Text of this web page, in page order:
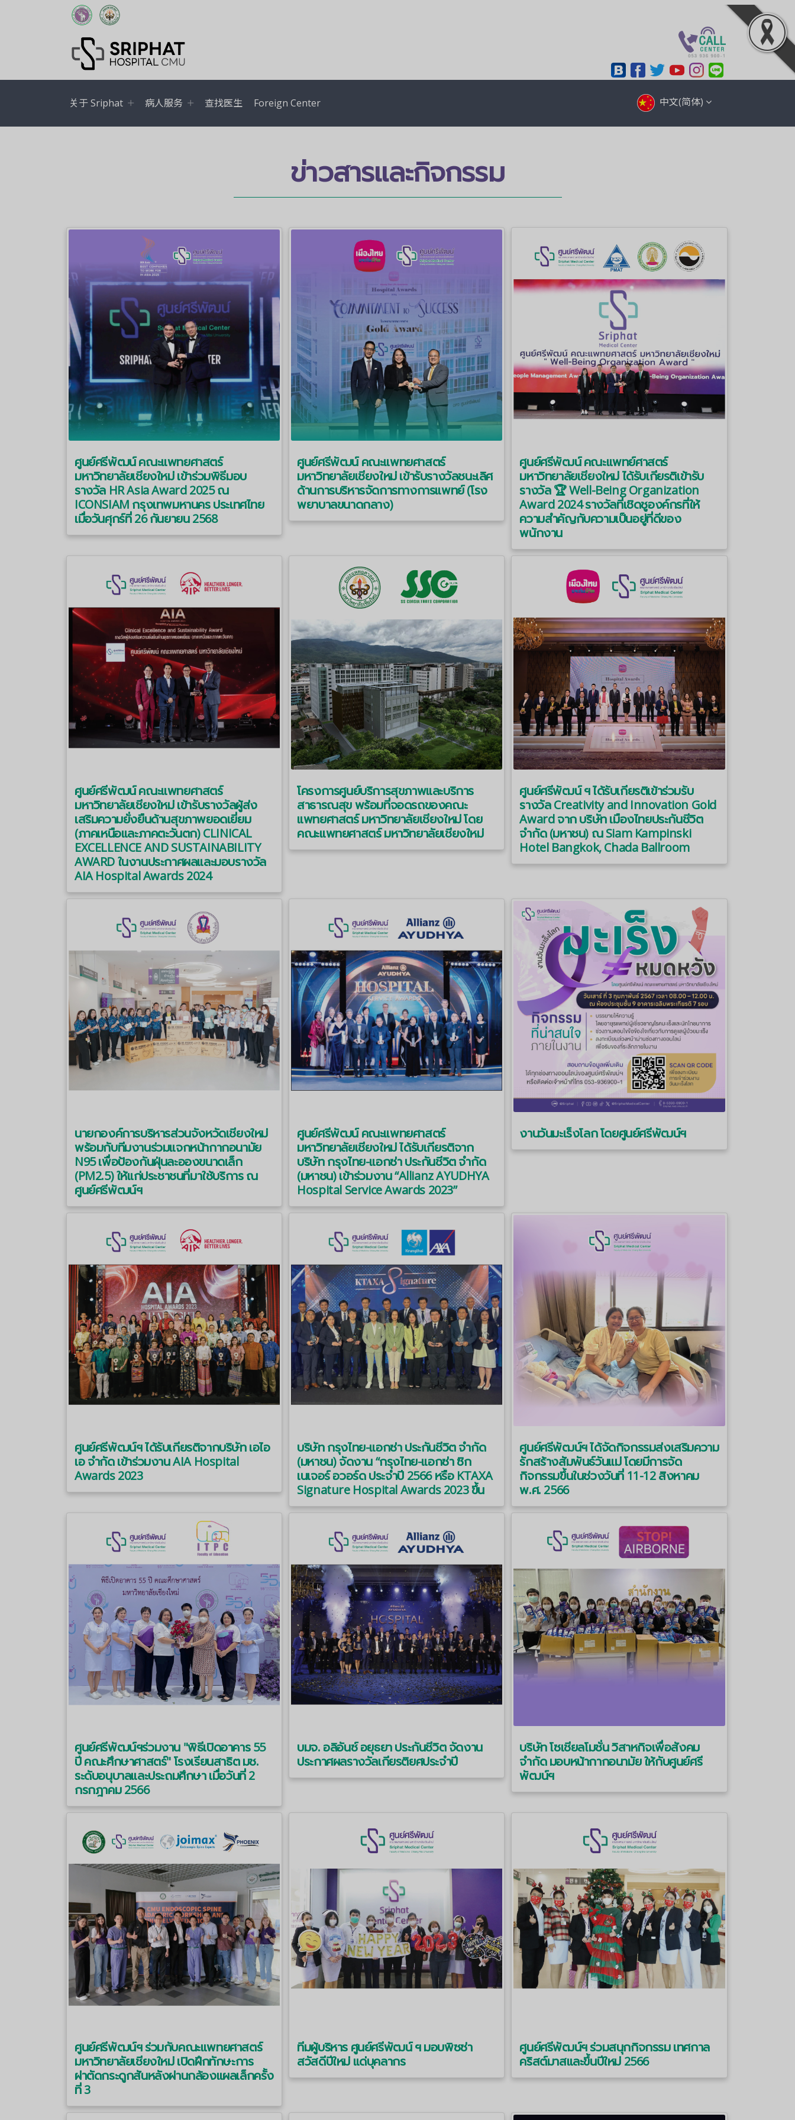
关于 Sriphat 病人服务 查找医生 Foreign Center 中文(简体)
ข่าวสารและกิจกรรม
ศูนย์ศรีพัฒน์ คณะแพทยศาสตร์
มหาวิทยาลัยเชียงใหม่ เข้าร่วมพิธีมอบ
รางวัล HR Asia Award 2025 ณ
ICONSIAM กรุงเทพมหานคร ประเทศไทย
เมื่อวันศุกร์ที่ 26 กันยายน 2568
ศูนย์ศรีพัฒน์ คณะแพทยศาสตร์
มหาวิทยาลัยเชียงใหม่ เข้ารับรางวัลชนะเลิศ
ด้านการบริหารจัดการทางการแพทย์ (โรง
พยาบาลขนาดกลาง)
ศูนย์ศรีพัฒน์ คณะแพทย์ศาสตร์
มหาวิทยาลัยเชียงใหม่ ได้รับเกียรติเข้ารับ
รางวัล 🏆 Well-Being Organization
Award 2024 รางวัลที่เชิดชูองค์กรที่ให้
ความสำคัญกับความเป็นอยู่ที่ดีของ
พนักงาน
ศูนย์ศรีพัฒน์ คณะแพทยศาสตร์
มหาวิทยาลัยเชียงใหม่ เข้ารับรางวัลผู้ส่ง
เสริมความยั่งยืนด้านสุขภาพยอดเยี่ยม
(ภาคเหนือและภาคตะวันตก) CLINICAL
EXCELLENCE AND SUSTAINABILITY
AWARD ในงานประกาศผลและมอบรางวัล
AIA Hospital Awards 2024
โครงการศูนย์บริการสุขภาพและบริการ
สาธารณสุข พร้อมที่จอดรถของคณะ
แพทยศาสตร์ มหาวิทยาลัยเชียงใหม่ โดย
คณะแพทยศาสตร์ มหาวิทยาลัยเชียงใหม่
ศูนย์ศรีพัฒน์ ฯ ได้รับเกียรติเข้าร่วมรับ
รางวัล Creativity and Innovation Gold
Award จาก บริษัท เมืองไทยประกันชีวิต
จำกัด (มหาชน) ณ Siam Kampinski
Hotel Bangkok, Chada Ballroom
นายกองค์การบริหารส่วนจังหวัดเชียงใหม่
พร้อมกับทีมงานร่วมแจกหน้ากากอนามัย
N95 เพื่อป้องกันฝุ่นละอองขนาดเล็ก
(PM2.5) ให้แก่ประชาชนที่มาใช้บริการ ณ
ศูนย์ศรีพัฒน์ฯ
ศูนย์ศรีพัฒน์ คณะแพทยศาสตร์
มหาวิทยาลัยเชียงใหม่ ได้รับเกียรติจาก
บริษัท กรุงไทย-แอกซ่า ประกันชีวิต จำกัด
(มหาชน) เข้าร่วมงาน “Allianz AYUDHYA
Hospital Service Awards 2023”
งานวันมะเร็งโลก โดยศูนย์ศรีพัฒน์ฯ
ศูนย์ศรีพัฒน์ฯ ได้รับเกียรติจากบริษัท เอไอ
เอ จำกัด เข้าร่วมงาน AIA Hospital
Awards 2023
บริษัท กรุงไทย-แอกซ่า ประกันชีวิต จำกัด
(มหาชน) จัดงาน “กรุงไทย-แอกซ่า ซิก
เนเจอร์ อวอร์ด ประจำปี 2566 หรือ KTAXA
Signature Hospital Awards 2023 ขึ้น
ศูนย์ศรีพัฒน์ฯ ได้จัดกิจกรรมส่งเสริมความ
รักสร้างสัมพันธ์วันแม่ โดยมีการจัด
กิจกรรมขึ้นในช่วงวันที่ 11-12 สิงหาคม
พ.ศ. 2566
ศูนย์ศรีพัฒน์ฯร่วมงาน "พิธีเปิดอาคาร 55
ปี คณะศึกษาศาสตร์" โรงเรียนสาธิต มช.
ระดับอนุบาลและประถมศึกษา เมื่อวันที่ 2
กรกฎาคม 2566
บมจ. อลิอันซ์ อยุธยา ประกันชีวิต จัดงาน
ประกาศผลรางวัลเกียรติยศประจําปี
บริษัท โซเชียลโมชั่น วิสาหกิจเพื่อสังคม
จำกัด มอบหน้ากากอนามัย ให้กับศูนย์ศรี
พัฒน์ฯ
ศูนย์ศรีพัฒน์ฯ ร่วมกับคณะแพทยศาสตร์
มหาวิทยาลัยเชียงใหม่ เปิดฝึกทักษะการ
ผ่าตัดกระดูกสันหลังผ่านกล้องแผลเล็กครั้ง
ที่ 3
ทีมผู้บริหาร ศูนย์ศรีพัฒน์ ฯ มอบพิซซ่า
สวัสดีปีใหม่ แด่บุคลากร
ศูนย์ศรีพัฒน์ฯ ร่วมสนุกกิจกรรม เทศกาล
คริสต์มาสและขึ้นปีใหม่ 2566